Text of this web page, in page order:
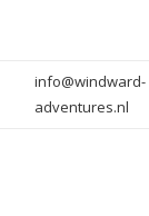
info@windward-
adventures.nl